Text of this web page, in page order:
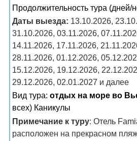
Продолжительность тура (дней/
Даты выезда: 13.10.2026,
31.10.2026, 03.11.2026,
14.11.2026, 17.11.2026,
28.11.2026, 01.12.2026,
15.12.2026, 19.12.2026,
29.12.2026, 02.01.2027 и далее
Вид тура: отдых на море во
всех) Каникулы
Примечание к туру: Отель
расположен на прекрасном